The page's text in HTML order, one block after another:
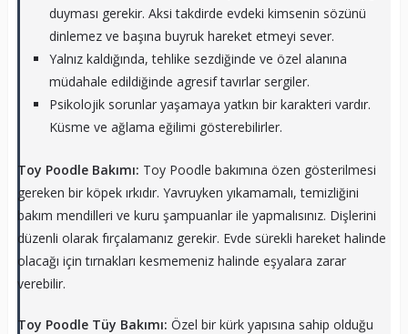
duyması gerekir. Aksi takdirde evdeki kimsenin sözünü
dinlemez ve başına buyruk hareket etmeyi sever.
Yalnız kaldığında, tehlike sezdiğinde ve özel alanına
müdahale edildiğinde agresif tavırlar sergiler.
Psikolojik sorunlar yaşamaya yatkın bir karakteri vardır.
Küsme ve ağlama eğilimi gösterebilirler.
Toy Poodle Bakımı: Toy Poodle bakımına özen gösterilmesi
gereken bir köpek ırkıdır. Yavruyken yıkamamalı, temizliğini
bakım mendilleri ve kuru şampuanlar ile yapmalısınız. Dişlerini
düzenli olarak fırçalamanız gerekir. Evde sürekli hareket halinde
olacağı için tırnakları kesmemeniz halinde eşyalara zarar
verebilir.
Toy Poodle Tüy Bakımı: Özel bir kürk yapısına sahip olduğu